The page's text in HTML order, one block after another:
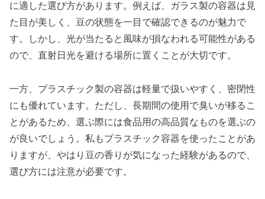
に適した選び方があります。例えば、ガラス製の容器は見
た目が美しく、豆の状態を一目で確認できるのが魅力で
す。しかし、光が当たると風味が損なわれる可能性がある
ので、直射日光を避ける場所に置くことが大切です。
一方、プラスチック製の容器は軽量で扱いやすく、密閉性
にも優れています。ただし、長期間の使用で臭いが移るこ
とがあるため、選ぶ際には食品用の高品質なものを選ぶの
が良いでしょう。私もプラスチック容器を使ったことがあ
りますが、やはり豆の香りが気になった経験があるので、
選び方には注意が必要です。